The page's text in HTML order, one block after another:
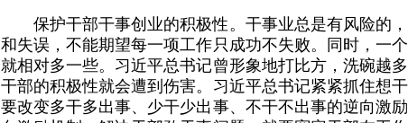
保护干部干事创业的积极性。干事业总是有风险的
和失误，不能期望每一项工作只成功不失败。同时，一
就相对多一些。习近平总书记曾形象地打比方，洗碗越
干部的积极性就会遭到伤害。习近平总书记紧紧抓住想
要改变多干多出事、少干少出事、不干不出事的逆向激